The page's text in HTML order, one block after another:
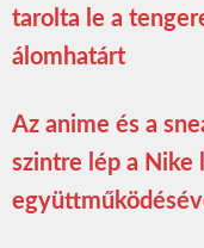
tarolta le a
álomhatárt
Az anime és a
szintre lép a Nike